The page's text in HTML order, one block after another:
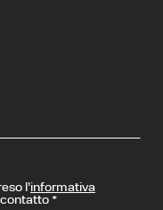
l’informativa
*